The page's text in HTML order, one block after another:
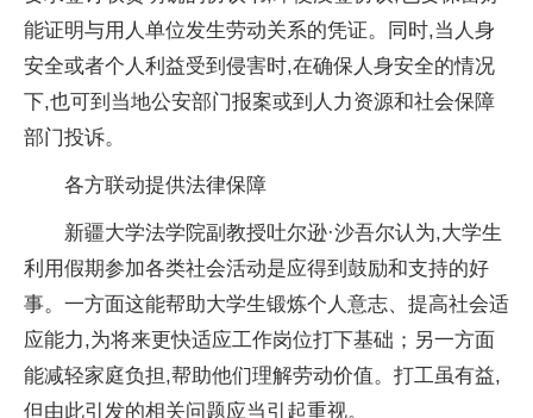
能证明与用人单位发生劳动关系的凭证。同时,当人身
安全或者个人利益受到侵害时,在确保人身安全的情况
下,也可到当地公安部门报案或到人力资源和社会保障
部门投诉。
各方联动提供法律保障
新疆大学法学院副教授吐尔逊·沙吾尔认为,大学生
利用假期参加各类社会活动是应得到鼓励和支持的好
事。一方面这能帮助大学生锻炼个人意志、提高社会适
应能力,为将来更快适应工作岗位打下基础；另一方面
能减轻家庭负担,帮助他们理解劳动价值。打工虽有益,
但由此引发的相关问题应当引起重视。